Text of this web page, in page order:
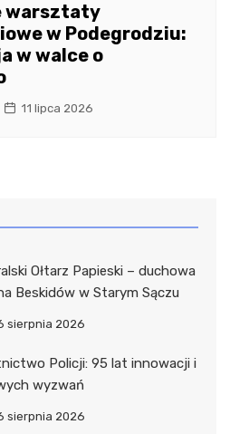
warsztaty
w Podegrodziu:
w walce o
11 lipca 2026
Ołtarz Papieski – duchowa
Beskidów w Starym Sączu
sierpnia 2026
Policji: 95 lat innowacji i
wyzwań
sierpnia 2026